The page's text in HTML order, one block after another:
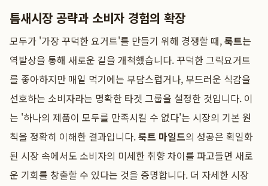
틈새시장 공략과 소비자 경험의 확장
모두가 '가장 꾸덕한 요거트'를 만들기 위해 경쟁할 때,룩트는
역발상을 통해 새로운 길을 개척했습니다. 꾸덕한 그릭요거트
를 좋아하지만 매일 먹기에는 부담스럽거나, 부드러운 식감을
선호하는 소비자라는 명확한 타겟 그룹을 설정한 것입니다. 이
는 '하나의 제품이 모두를 만족시킬 수 없다'는 시장의 기본 원
칙을 정확히 이해한 결과입니다.룩트 마일드의 성공은 획일화
된 시장 속에서도 소비자의 미세한 취향 차이를 파고들면 새로
운 기회를 창출할 수 있다는 것을 증명합니다. 더 자세한 시장